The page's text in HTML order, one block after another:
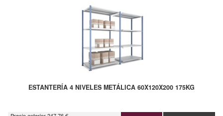
ESTANTERÍA 4 NIVELES METÁLICA 60X120X200 175KG